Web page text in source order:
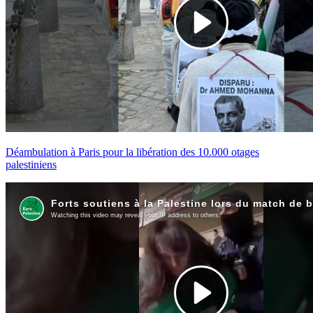
Déambulation à Paris pour la libération des 10.000 otages
palestiniens